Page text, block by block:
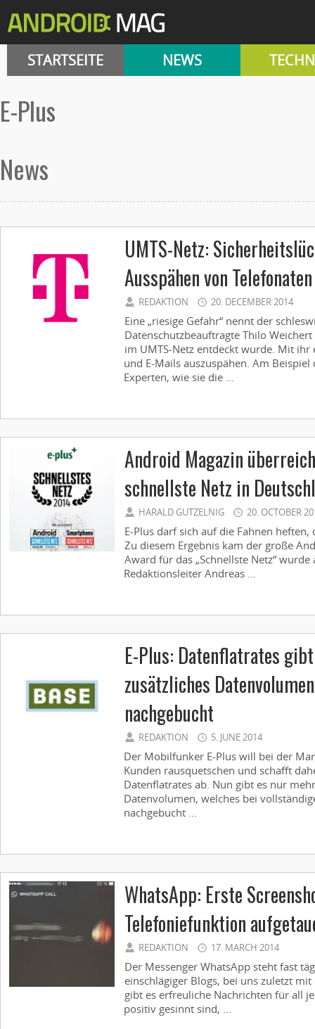
STARTSEITE NEWS
E-Plus
News
UMTS-Netz:
Ausspähen von
REDAKTION 20. DECEMBER 2014
Eine „riesige Gefahr“ nennt der
Datenschutzbeauftragte Thilo
im UMTS-Netz entdeckt wurde. Mit ihr
und E-Mails auszuspähen. Am Beispiel
Experten, wie sie die ...
Android Magazin
schnellste Netz in
HARALD GUTZELNIG 20. OCTOBER
E-Plus darf sich auf die Fahnen heften,
Zu diesem Ergebnis kam der große
Award für das „Schnellste Netz“
Redaktionsleiter Andreas ...
E-Plus: Datenflatrates
zusätzliches
nachgebucht
REDAKTION 5. JUNE 2014
Der Mobilfunker E-Plus will bei der
Kunden rausquetschen und schafft
Datenflatrates ab. Nun gibt es nur
Datenvolumen, welches bei
nachgebucht ...
WhatsApp: Erste
Telefoniefunktion
REDAKTION 17. MARCH 2014
Der Messenger WhatsApp steht fast
einschlägiger Blogs, bei uns zuletzt
gibt es erfreuliche Nachrichten für all
positiv gesinnt sind, ...